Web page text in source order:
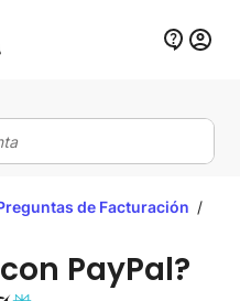
de Facturación /
PayPal?